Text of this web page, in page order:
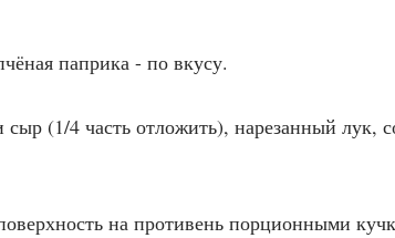
паприка - по вкусу.
(1/4 часть отложить), нарезанный лук,
на противень порционными